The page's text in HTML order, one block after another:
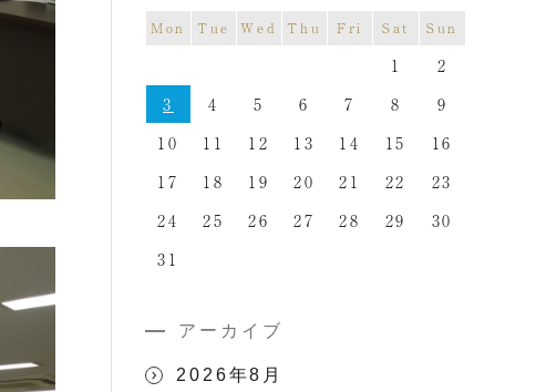
Mon
Tue Wed Thu Fri Sat Sun
1
2
3
4 5 6 7 8
9
10
11 12 13 14 15
16
17
18 19 20 21 22
23
24
25 26 27 28 29
30
31
アーカイブ
2026年8月